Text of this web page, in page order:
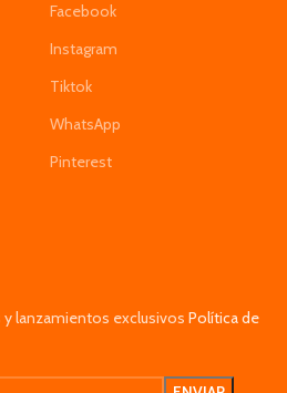
Facebook
Instagram
Tiktok
WhatsApp
Pinterest
lanzamientos exclusivos Política de